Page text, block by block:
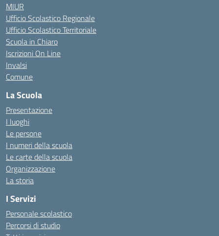
MIUR
Ufficio Scolastico Regionale
Ufficio Scolastico Territoriale
Scuola in Chiaro
Iscrizioni On Line
Invalsi
Comune
La Scuola
Presentazione
I luoghi
Le persone
I numeri della scuola
Le carte della scuola
Organizzazione
La storia
I Servizi
Personale scolastico
Percorsi di studio